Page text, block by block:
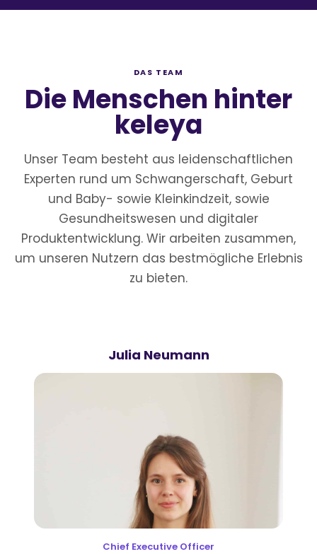
DAS TEAM
Die Menschen hinter
keleya
Unser Team besteht aus leidenschaftlichen
Experten rund um Schwangerschaft, Geburt
und Baby- sowie Kleinkindzeit, sowie
Gesundheitswesen und digitaler
Produktentwicklung. Wir arbeiten zusammen,
um unseren Nutzern das bestmögliche Erlebnis
zu bieten.
Julia Neumann
Chief Executive Officer